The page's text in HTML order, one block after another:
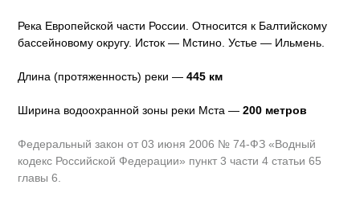
Река Европейской части России. Относится к Балтийскому
бассейновому округу. Исток — Мстино. Устье — Ильмень.
Длина (протяженность) реки —445 км
Ширина водоохранной зоны реки Мста —200 метров
Федеральный закон от 03 июня 2006 № 74-ФЗ «Водный
кодекс Российской Федерации» пункт 3 части 4 статьи 65
главы 6.